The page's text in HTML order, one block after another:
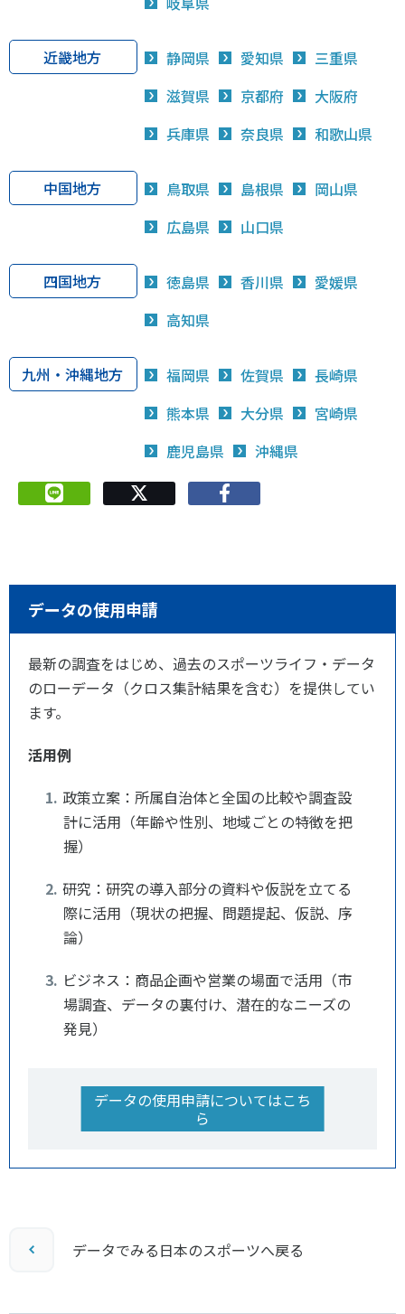
近畿地方 静岡県 愛知県
三重県
滋賀県
京都府
大阪府
兵庫県
奈良県 和歌山県
中国地方 鳥取県 島根県
岡山県
広島県
山口県
四国地方 徳島県 香川県
愛媛県
高知県
九州・沖縄地方 福岡県 佐賀県
長崎県
熊本県
大分県
宮崎県
鹿児島県
沖縄県
データの使用申請
最新の調査をはじめ、過去のスポーツライフ・データ
のローデータ（クロス集計結果を含む）を提供してい
ます。
活用例
政策立案：所属自治体と全国の比較や調査設
計に活用（年齢や性別、地域ごとの特徴を把
握）
研究：研究の導入部分の資料や仮説を立てる
際に活用（現状の把握、問題提起、仮説、序
論）
ビジネス：商品企画や営業の場面で活用（市
場調査、データの裏付け、潜在的なニーズの
発見）
データの使用申請についてはこち
ら
データでみる日本のスポーツへ戻る